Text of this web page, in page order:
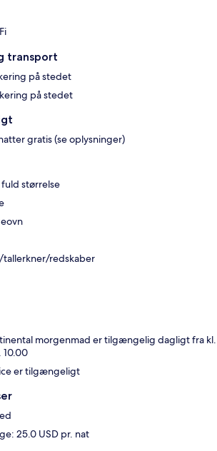
transport
på stedet
på stedet
gratis (se oplysninger)
fuld størrelse
tallerkner/redskaber
morgenmad er tilgængelig dagligt fra kl.
10.00
er tilgængeligt
25.0 USD pr. nat